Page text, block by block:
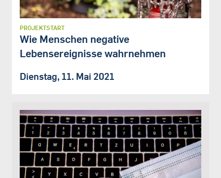
PROJEKTSTART
Wie Menschen negative
Lebensereignisse wahrnehmen
Dienstag, 11. Mai 2021